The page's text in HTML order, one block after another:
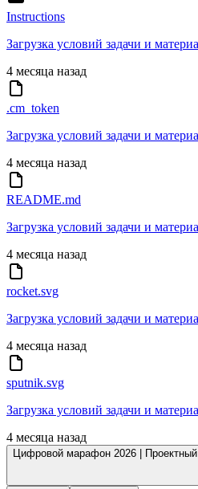
Instructions
Загрузка условий задачи и
4 месяца назад
.cm_token
Загрузка условий задачи и
4 месяца назад
README.md
Загрузка условий задачи и
4 месяца назад
rocket.svg
Загрузка условий задачи и
4 месяца назад
sputnik.svg
Загрузка условий задачи и
4 месяца назад
Цифровой марафон 2026 | Проектный